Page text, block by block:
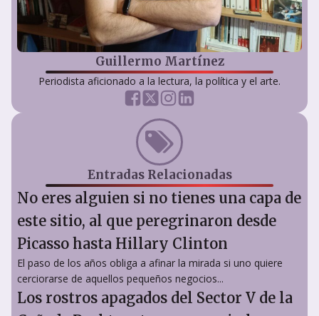
Guillermo Martínez
Periodista aficionado a la lectura, la política y el arte.
Entradas Relacionadas
No eres alguien si no tienes una capa de
este sitio, al que peregrinaron desde
Picasso hasta Hillary Clinton
El paso de los años obliga a afinar la mirada si uno quiere
cerciorarse de aquellos pequeños negocios...
Los rostros apagados del Sector V de la